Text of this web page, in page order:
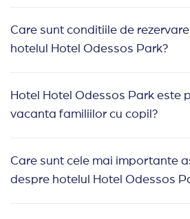
Care sunt conditiile de
hotelul Hotel Odessos Park?
Hotel Hotel Odessos Park este
vacanta familiilor cu copil?
Care sunt cele mai importante
despre hotelul Hotel Odessos